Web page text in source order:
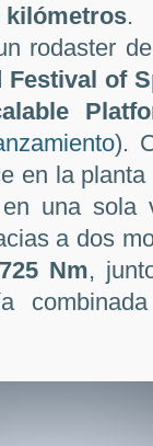
kilómetros.
rodaster
Festival of
).
en la
una sola
a dos
725 Nm,